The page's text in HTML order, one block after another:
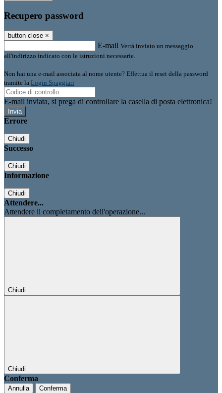
Recupero password
button close ×
E-mail Verrà inviato un messaggio
all'indirizzo indicato con le istruzioni necessarie.
Non hai una e-mail associata al nome utente? Effettua il reset della password
tramite la Login Spaggiari
E-mail inviata, si prega di controllare la casella di posta elettronica!
Errore
Chiudi
Successo
Chiudi
Informazione
Chiudi
Attendere...
Attendere il completamento dell'operazione...
Chiudi
Chiudi
Conferma
Annulla Conferma